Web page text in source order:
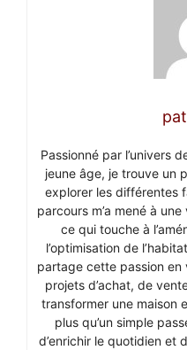
Passionné par l’univers
jeune âge, je trouve un
explorer les différentes
parcours m’a mené à
ce qui touche à
l’optimisation de
partage cette passion
projets d’achat, de
transformer une maison
plus qu’un simple
d’enrichir le quotidien et